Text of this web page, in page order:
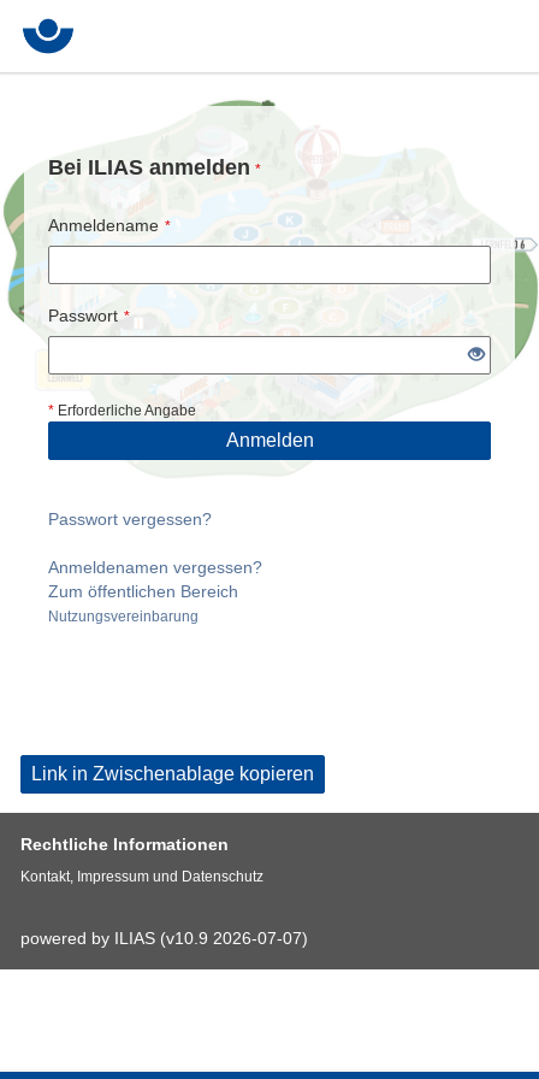
Bei ILIAS anmelden *
Anmeldename *
Passwort *
* Erforderliche Angabe
Anmelden
Passwort vergessen?
Anmeldenamen vergessen?
Zum öffentlichen Bereich
Nutzungsvereinbarung
Link in Zwischenablage kopieren
Rechtliche Informationen
Kontakt, Impressum und Datenschutz
powered by ILIAS (v10.9 2026-07-07)